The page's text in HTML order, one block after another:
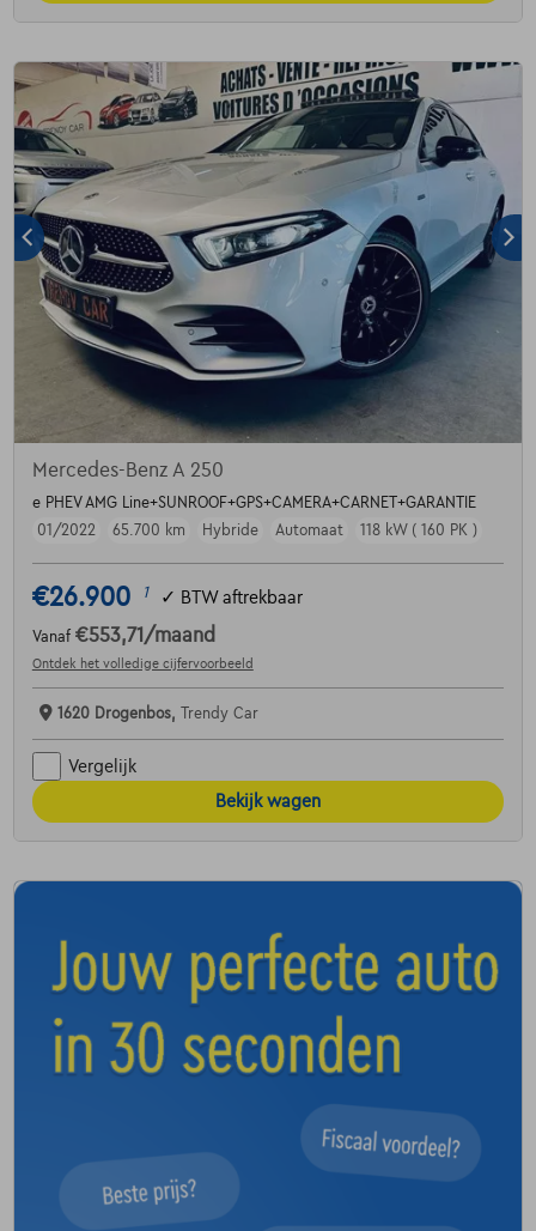
Mercedes-Benz A 250
e PHEV AMG Line+SUNROOF+GPS+CAMERA+CARNET+GARANTIE
01/2022
65.700 km Hybride Automaat 118 kW ( 160 PK )
€26.900 1 ✓ BTW aftrekbaar
Vanaf €553,71 /maand
Ontdek het volledige cijfervoorbeeld
1620 Drogenbos, Trendy Car
Vergelijk
Bekijk wagen